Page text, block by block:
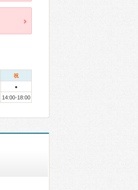
祝
●
14:00-18:00